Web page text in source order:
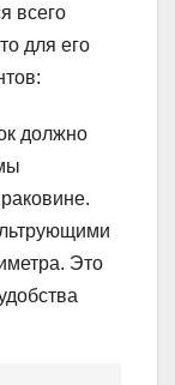
всего
для его
должно
Это